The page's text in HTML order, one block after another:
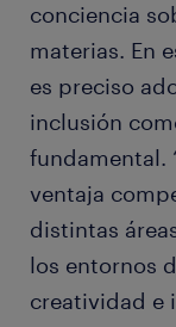
conciencia
materias. En
es preciso
inclusión
fundamental.
ventaja
distintas
los entornos
creatividad e